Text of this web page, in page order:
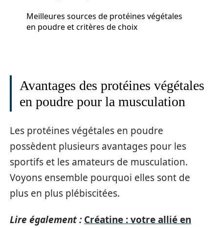
Meilleures sources de protéines végétales
en poudre et critères de choix
Avantages des protéines végétales
en poudre pour la musculation
Les protéines végétales en poudre
possèdent plusieurs avantages pour les
sportifs et les amateurs de musculation.
Voyons ensemble pourquoi elles sont de
plus en plus plébiscitées.
Lire également : Créatine : votre allié en